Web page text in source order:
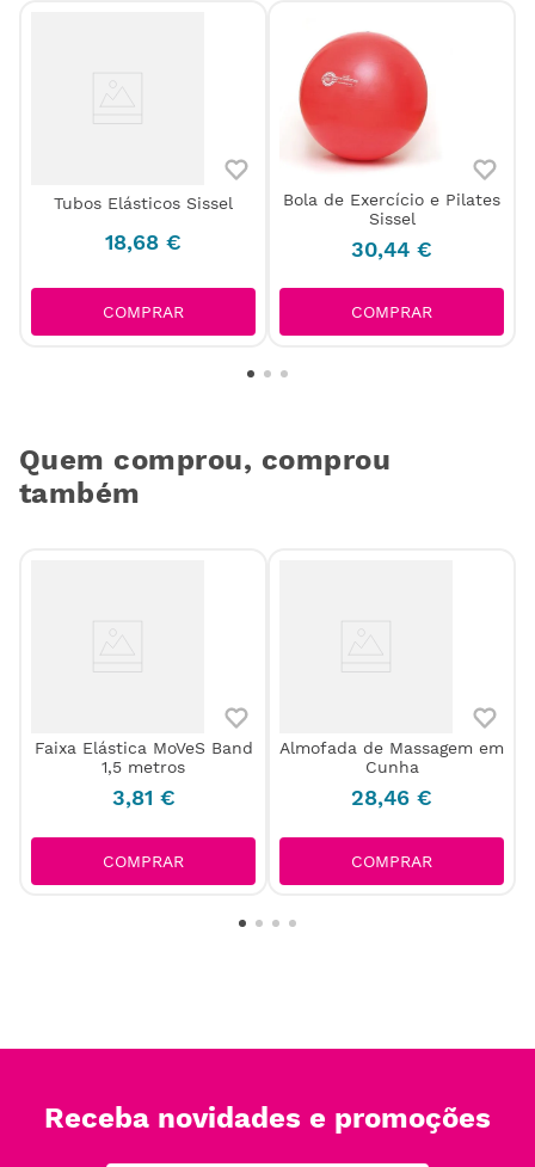
Tubos Elásticos Sissel
18,68 €
COMPRAR
Bola de Exercício e Pilates
Sissel
30,44 €
COMPRAR
Quem comprou, comprou
também
Faixa Elástica MoVeS Band
1,5 metros
3,81 €
COMPRAR
Almofada de Massagem em
Cunha
28,46 €
COMPRAR
Receba novidades e promoções